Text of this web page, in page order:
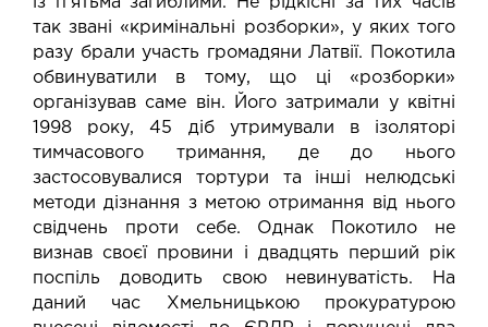
так звані «кримінальні розборки», у яких того
разу брали участь громадяни Латвії. Покотила
обвинуватили в тому, що ці «розборки»
організував саме він. Його затримали у квітні
1998 року, 45 діб утримували в ізоляторі
тимчасового тримання, де до нього
застосовувалися тортури та інші нелюдські
методи дізнання з метою отримання від нього
свідчень проти себе. Однак Покотило не
визнав своєї провини і двадцять перший рік
поспіль доводить свою невинуватість. На
даний час Хмельницькою прокуратурою